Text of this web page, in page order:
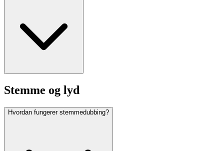
Stemme og lyd
Hvordan fungerer stemmedubbing?